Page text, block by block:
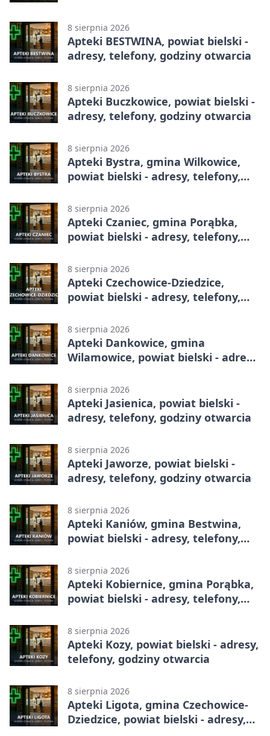
8 sierpnia 2026
Apteki BESTWINA, powiat bielski -
adresy, telefony, godziny otwarcia
8 sierpnia 2026
Apteki Buczkowice, powiat bielski -
adresy, telefony, godziny otwarcia
8 sierpnia 2026
Apteki Bystra, gmina Wilkowice,
powiat bielski - adresy, telefony,
8 sierpnia 2026
Apteki Czaniec, gmina Porąbka,
powiat bielski - adresy, telefony,
8 sierpnia 2026
Apteki Czechowice-Dziedzice,
powiat bielski - adresy, telefony,
8 sierpnia 2026
Apteki Dankowice, gmina
Wilamowice, powiat bielski - adresy,
8 sierpnia 2026
Apteki Jasienica, powiat bielski -
adresy, telefony, godziny otwarcia
8 sierpnia 2026
Apteki Jaworze, powiat bielski -
adresy, telefony, godziny otwarcia
8 sierpnia 2026
Apteki Kaniów, gmina Bestwina,
powiat bielski - adresy, telefony,
8 sierpnia 2026
Apteki Kobiernice, gmina Porąbka,
powiat bielski - adresy, telefony,
8 sierpnia 2026
Apteki Kozy, powiat bielski - adresy,
telefony, godziny otwarcia
8 sierpnia 2026
Apteki Ligota, gmina Czechowice-
Dziedzice, powiat bielski - adresy,